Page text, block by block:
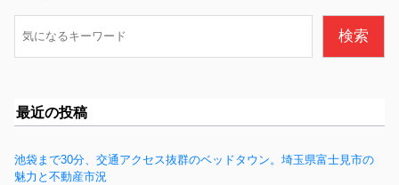
o
o
索
検索
最近の投稿
池袋まで30分、交通アクセス抜群のベッドタウン。埼玉県富士見市の
魅力と不動産市況